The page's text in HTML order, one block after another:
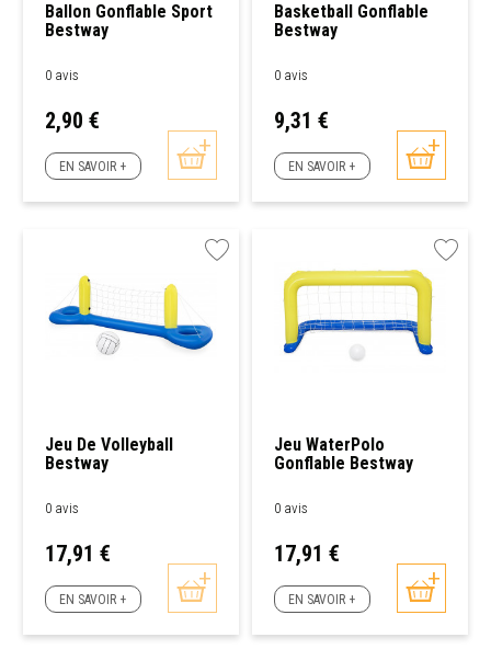
Ballon Gonflable Sport
Bestway
0 avis
Prix
2,90 €
EN SAVOIR +
Basketball Gonflable
Bestway
0 avis
Prix
9,31 €
EN SAVOIR +
Jeu De Volleyball
Bestway
0 avis
Prix
17,91 €
EN SAVOIR +
Jeu WaterPolo
Gonflable Bestway
0 avis
Prix
17,91 €
EN SAVOIR +